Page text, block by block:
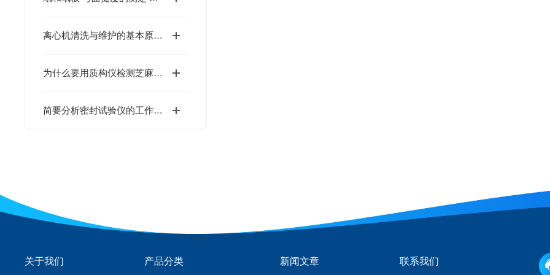
离心机清洗与维护的基本原则和要求
为什么要用质构仪检测芝麻酱的硬度测试
简要分析密封试验仪的工作原理及其应用范围
关于我们 产品分类 新闻文章 联系我们